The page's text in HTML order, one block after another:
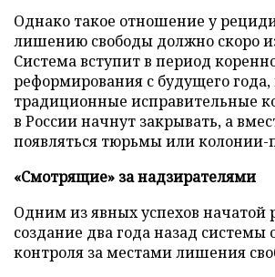
Однако такое отношение у
лишению свободы должно скоро
Система вступит в период
реформирования с будущего года,
традиционные исправительные
в России начнут закрывать, а
появляться тюрьмы или колонии-
«Смотрящие» за надзирателями
Одним из явных успехов начатой
создание два года назад системы
контроля за местами лишения